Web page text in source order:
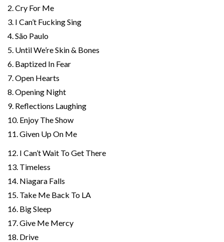
2. Cry For Me
3. I Can’t Fucking Sing
4. São Paulo
5. Until We’re Skin & Bones
6. Baptized In Fear
7. Open Hearts
8. Opening Night
9. Reflections Laughing
10. Enjoy The Show
11. Given Up On Me
12. I Can’t Wait To Get There
13. Timeless
14. Niagara Falls
15. Take Me Back To LA
16. Big Sleep
17. Give Me Mercy
18. Drive